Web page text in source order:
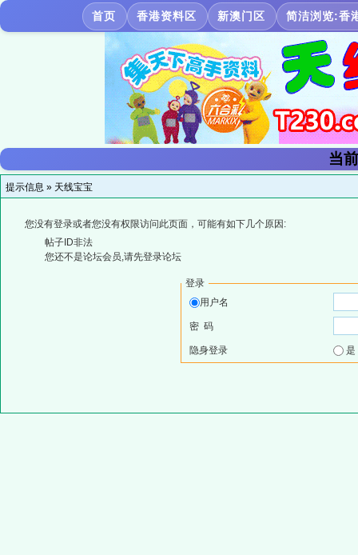
首页 香港资料区 新澳门区 简洁浏览:香
当
提示信息 » 天线宝宝
您没有登录或者您没有权限访问此页面，可能有如下几个原因:
帖子ID非法
您还不是论坛会员,请先登录论坛
登录
用户名
密 码
隐身登录